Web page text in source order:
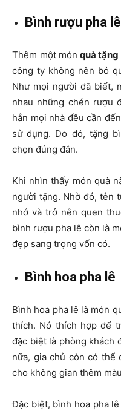
Bình rượu pha lê
Thêm một món quà tặng
công ty không nên bỏ
Như mọi người đã biết,
nhau những chén rượu
hẳn mọi nhà đều cần
sử dụng. Do đó, tặng
chọn đúng đắn.
Khi nhìn thấy món quà
người tặng. Nhờ đó, tên
nhớ và trở nên quen
bình rượu pha lê còn là
đẹp sang trọng vốn có.
Bình hoa pha lê
Bình hoa pha lê là món
thích. Nó thích hợp để
đặc biệt là phòng khách
nữa, gia chủ còn có thể
cho không gian thêm
Đặc biệt, bình hoa pha